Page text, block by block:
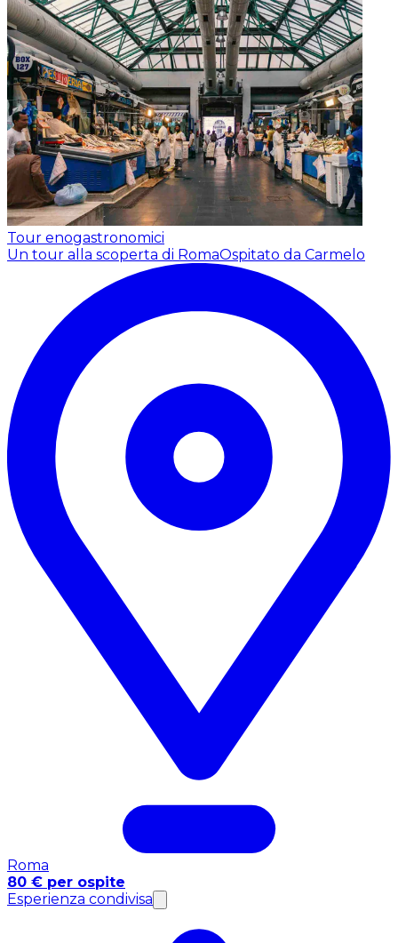
Tour enogastronomici
Un tour alla scoperta di RomaOspitato da Carmelo
Roma
80 € per ospite
Esperienza condivisa